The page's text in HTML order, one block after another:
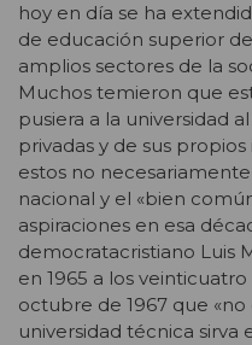
hoy en día se ha
de educación superior
amplios sectores de la
Muchos temieron que
pusiera a la universidad
privadas y de sus
estos no
nacional y el «bien
aspiraciones en esa
democratacristiano Luis
en 1965 a los
octubre de 1967 que
universidad técnica